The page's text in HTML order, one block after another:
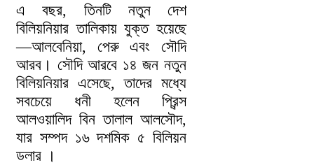
এ বছর, তিনটি নতুন দেশ
বিলিয়নিয়ার তালিকায় যুক্ত হয়েছে
—আলবেনিয়া, পেরু এবং সৌদি
আরব। সৌদি আরবে ১৪ জন নতুন
বিলিয়নিয়ার এসেছে, তাদের মধ্যে
সবচেয়ে ধনী হলেন প্রিন্স
আলওয়ালিদ বিন তালাল আলসৌদ,
যার সম্পদ ১৬ দশমিক ৫ বিলিয়ন
ডলার ।